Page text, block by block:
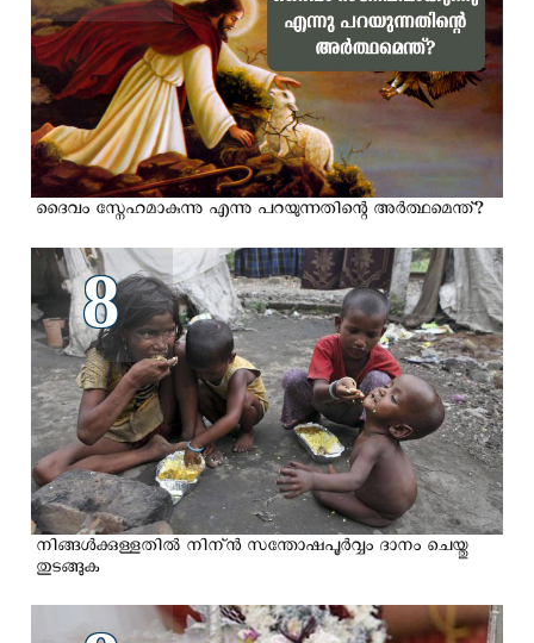
ദൈവം സ്നേഹമാകുന്നു എന്നു പറയുന്നതിന്റെ അർത്ഥമെന്ത്?
8
നിങ്ങള്‍ക്കുള്ളതില്‍ നിന്ന്‍ സന്തോഷപൂര്‍വ്വം ദാനം ചെയ്തു
തുടങ്ങുക